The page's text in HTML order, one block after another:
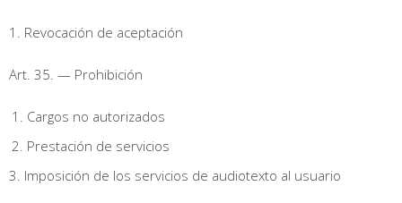
1. Revocación de aceptación
Art. 35. — Prohibición
Cargos no autorizados
Prestación de servicios
3. Imposición de los servicios de audiotexto al usuario